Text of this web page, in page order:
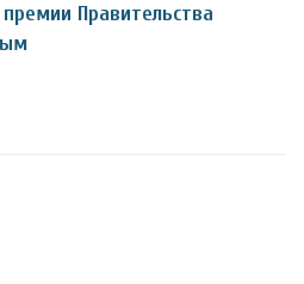
Правительства